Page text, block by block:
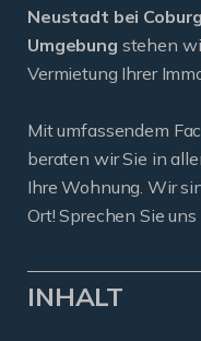
Neustadt bei
Umgebung stehen
Vermietung Ihrer
Mit umfassendem
beraten wir Sie in
Ihre Wohnung. Wir
Ort! Sprechen Sie
INHALT